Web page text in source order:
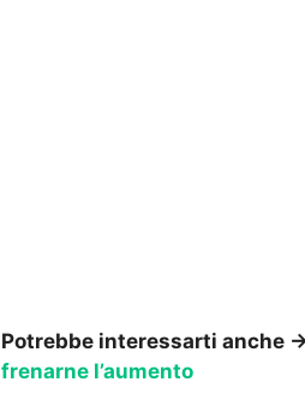
Potrebbe interessarti anche
frenarne l’aumento